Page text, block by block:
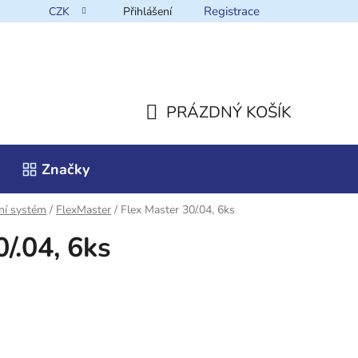
CZK Přihlášení Registrace
PRÁZDNÝ KOŠÍK
Značky
systém / FlexMaster / Flex Master 30/.04, 6ks
.04, 6ks